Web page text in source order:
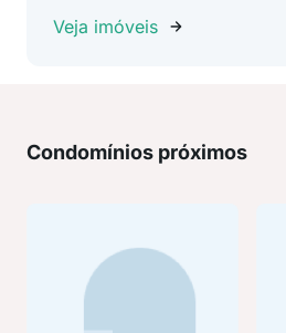
Veja imóveis
Condomínios próximos